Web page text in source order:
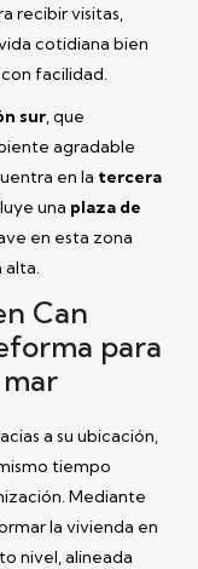
recibir visitas,
cotidiana bien
facilidad.
sur, que
agradable
en la tercera
una plaza de
en esta zona
alta.
Can
para
a su ubicación,
tiempo
Mediante
la vivienda en
nivel, alineada